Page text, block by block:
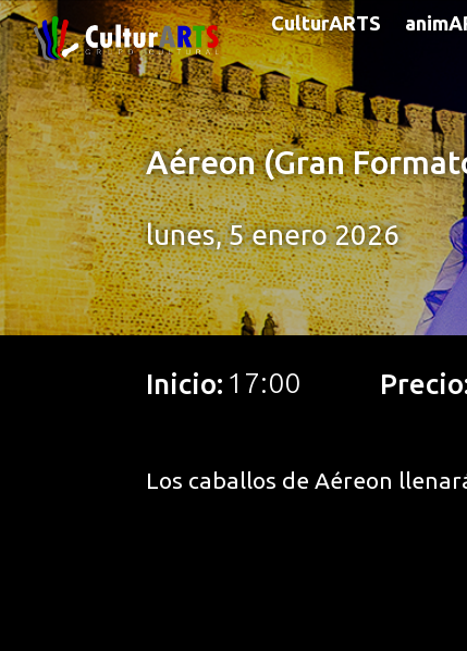
CulturARTS
Aéreon (Gran
lunes, 5 enero 2026
Inicio: 17:00
Los caballos de Aéreon